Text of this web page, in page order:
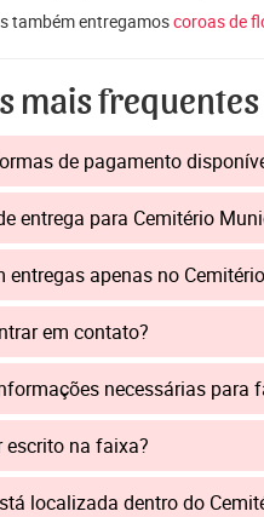
também entregamoscoroas de
mais frequentes
de pagamento
entrega para Cemitério
entregas apenas no
em contato?
necessárias para
escrito na faixa?
localizada dentro do